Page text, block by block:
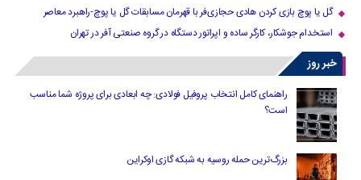
گل یا پوچ بازی کردن هادی حجازی‌فر با قهرمان مسابقات گل یا پوچ-راهبرد معاصر
استخدام جوشکار، کارگر ساده و اپراتور دستگاه در گروه صنعتی آفر در تهران
خبر روز
راهنمای کامل انتخاب پروفیل فولادی: چه ابعادی برای پروژه شما مناسب
است؟
بزرگ‌ترین حمله روسیه به شبکه گازی اوکراین